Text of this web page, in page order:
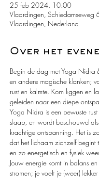
25 feb 2024, 10:00
Vlaardingen,
Vlaardingen, Nederland
Over het
Begin de dag met Yoga Nidra
en andere magische klanken;
rust en kalmte. Kom liggen en
geleiden naar een diepe
Yoga Nidra is een bewuste
slaap, en wordt beschouwd
krachtige ontspanning. Het is
dat het lichaam zichzelf begint
en zo energetisch en fysiek
Jouw energie komt in balans
stromen; je voelt je (weer)